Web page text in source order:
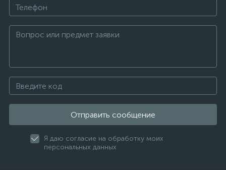
Отправить сообщение
Я даю согласие на обработку моих
персональных данных